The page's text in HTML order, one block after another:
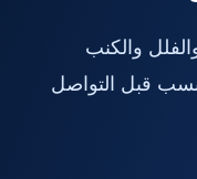
والكنب
قبل التواصل